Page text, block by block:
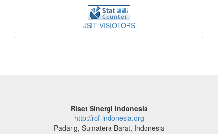
JSIT VISIOTORS
Riset Sinergi Indonesia
http://rcf-indonesia.org
Padang, Sumatera Barat, Indonesia